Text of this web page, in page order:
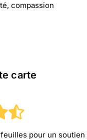
compassion
carte
pour un